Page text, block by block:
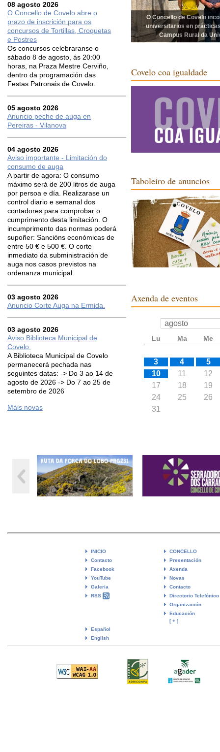
08 agosto 2026
O Concello de Covelo abre o
prazo de inscrición para os
concursos de Tortillas, Croquetas
e Postres
Os concursos celebraranse o
sábado 8 de agosto, ás 20:00
horas, na Praza Mestre Cerviño,
dentro da programación das
Festas Patronais de Covelo.
05 agosto 2026
Anuncio peche de auga en
Pereiras - Vilanova
04 agosto 2026
Aviso importante - Limitación do
consumo de auga
A partir de agora: O consumo
máximo será de 200 litros de auga
por persoa e día. Realizarase un
control diario e semanal dos
contadores para comprobar o
cumprimento desta limitación. O
incumprimento das normas poderá
supoñer: Sancións económicas de
entre 50 € e 500 €. O corte
inmediato da subministración de
auga nos casos previstos na
ordenanza municipal.
03 agosto 2026
Anuncio Corte Auga na Ermida.
03 agosto 2026
Aviso Biblioteca Municipal de
Covelo.
A Biblioteca Municipal de Covelo
permanecerá pechada nas
seguintes datas: -> Do 3 ao 14 de
agosto de 2026 -> Do 7 ao 25 de
setembro de 2026
Máis novas
O Concello de Covelo
universitarios en
Campus Rural da
Covelo coa igualdade
Taboleiro de anuncios
Axenda de eventos
Lu Ma Me
3 4
5
10
11
12
17
18
19
24
25
26
31
INICIO
Contacto
Facebook
YouTube
Galeria
RSS
Español
English
CONCELLO
Presentación
Axenda
Novas
Contacto
Directorio Telefónico
Organización
Educación
[ + ]